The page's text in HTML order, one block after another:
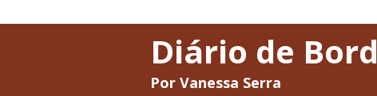
Diário de
Por Vanessa Serra